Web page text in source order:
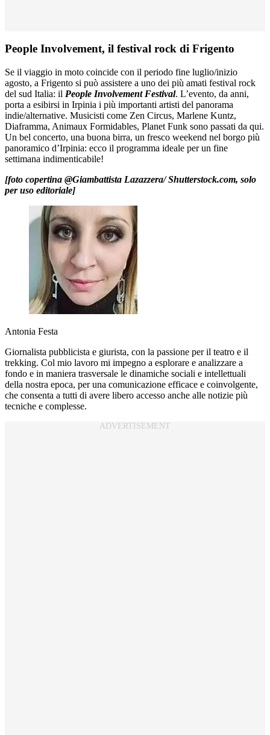
People Involvement, il festival rock di Frigento
Se il viaggio in moto coincide con il periodo fine luglio/inizio
agosto, a Frigento si può assistere a uno dei più amati festival rock
del sud Italia: il People Involvement Festival. L’evento, da anni,
porta a esibirsi in Irpinia i più importanti artisti del panorama
indie/alternative. Musicisti come Zen Circus, Marlene Kuntz,
Diaframma, Animaux Formidables, Planet Funk sono passati da qui.
Un bel concerto, una buona birra, un fresco weekend nel borgo più
panoramico d’Irpinia: ecco il programma ideale per un fine
settimana indimenticabile!
[foto copertina @Giambattista Lazazzera/ Shutterstock.com, solo
per uso editoriale]
Antonia Festa
Giornalista pubblicista e giurista, con la passione per il teatro e il
trekking. Col mio lavoro mi impegno a esplorare e analizzare a
fondo e in maniera trasversale le dinamiche sociali e intellettuali
della nostra epoca, per una comunicazione efficace e coinvolgente,
che consenta a tutti di avere libero accesso anche alle notizie più
tecniche e complesse.